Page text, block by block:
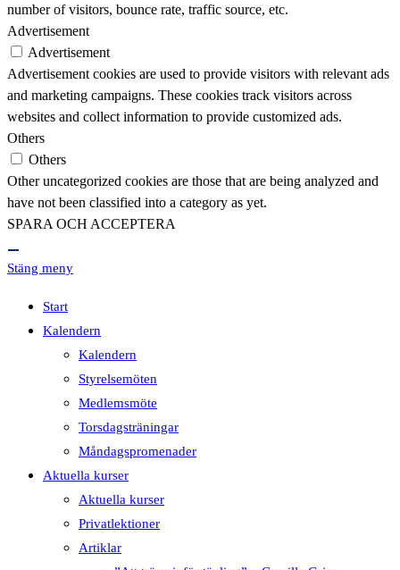
number of visitors, bounce rate, traffic source, etc.
Advertisement
Advertisement
Advertisement cookies are used to provide visitors with relevant ads
and marketing campaigns. These cookies track visitors across
websites and collect information to provide customized ads.
Others
Others
Other uncategorized cookies are those that are being analyzed and
have not been classified into a category as yet.
SPARA OCH ACCEPTERA
Stäng meny
Start
Kalendern
Kalendern
Styrelsemöten
Medlemsmöte
Torsdagsträningar
Måndagspromenader
Aktuella kurser
Aktuella kurser
Privatlektioner
Artiklar